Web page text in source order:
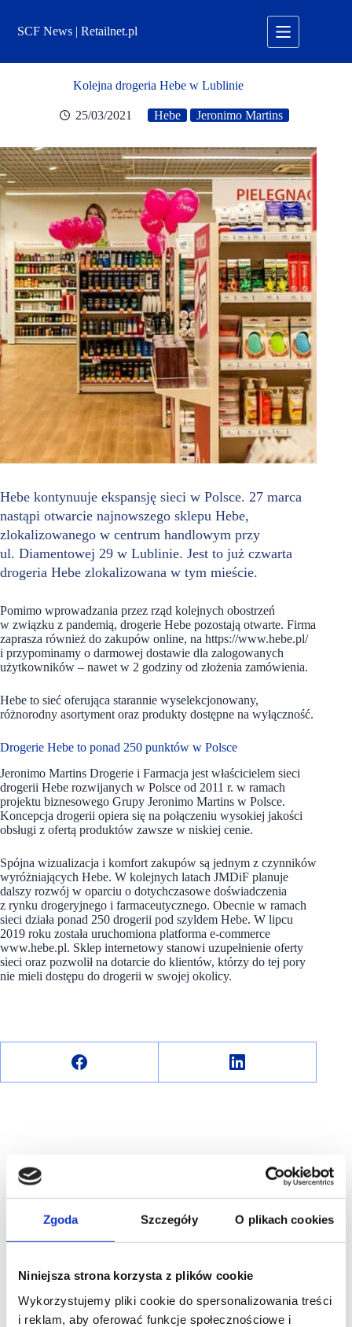
Zgoda Szczegóły O plikach cookies
Niniejsza strona korzysta z plików cookie
Wykorzystujemy pliki cookie do spersonalizowania treści
i reklam, aby oferować funkcje społecznościowe i
treściSCF News | Retailnet.pl
Kolejna drogeria Hebe w Lublinie
25/03/2021 Hebe Jeronimo Martins
Hebe kontynuuje ekspansję sieci w Polsce. 27 marca
nastąpi otwarcie najnowszego sklepu Hebe,
zlokalizowanego w centrum handlowym przy
ul. Diamentowej 29 w Lublinie. Jest to już czwarta
drogeria Hebe zlokalizowana w tym mieście.
Pomimo wprowadzania przez rząd kolejnych obostrzeń
w związku z pandemią, drogerie Hebe pozostają otwarte. Firma
zaprasza również do zakupów online, na https://www.hebe.pl/
i przypominamy o darmowej dostawie dla zalogowanych
użytkowników – nawet w 2 godziny od złożenia zamówienia.
Hebe to sieć oferująca starannie wyselekcjonowany,
różnorodny asortyment oraz produkty dostępne na wyłączność.
Drogerie Hebe to ponad 250 punktów w Polsce
Jeronimo Martins Drogerie i Farmacja jest właścicielem sieci
drogerii Hebe rozwijanych w Polsce od 2011 r. w ramach
projektu biznesowego Grupy Jeronimo Martins w Polsce.
Koncepcja drogerii opiera się na połączeniu wysokiej jakości
obsługi z ofertą produktów zawsze w niskiej cenie.
Spójna wizualizacja i komfort zakupów są jednym z czynników
wyróżniających Hebe. W kolejnych latach JMDiF planuje
dalszy rozwój w oparciu o dotychczasowe doświadczenia
z rynku drogeryjnego i farmaceutycznego. Obecnie w ramach
sieci działa ponad 250 drogerii pod szyldem Hebe. W lipcu
2019 roku została uruchomiona platforma e-commerce
www.hebe.pl. Sklep internetowy stanowi uzupełnienie oferty
sieci oraz pozwolił na dotarcie do klientów, którzy do tej pory
nie mieli dostępu do drogerii w swojej okolicy.